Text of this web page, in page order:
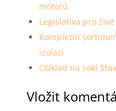
motorů
Legislativa pro
Kompletní
izolací
Obklad na sokl
Vložit